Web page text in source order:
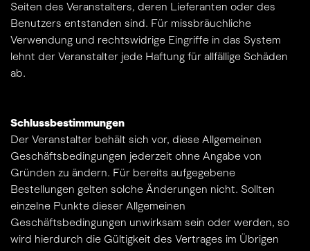
Seiten des Veranstalters, deren Lieferanten oder des
Benutzers entstanden sind. Für missbräuchliche
Verwendung und rechtswidrige Eingriffe in das System
lehnt der Veranstalter jede Haftung für allfällige Schäden
ab.
Schlussbestimmungen
Der Veranstalter behält sich vor, diese Allgemeinen
Geschäftsbedingungen jederzeit ohne Angabe von
Gründen zu ändern. Für bereits aufgegebene
Bestellungen gelten solche Änderungen nicht. Sollten
einzelne Punkte dieser Allgemeinen
Geschäftsbedingungen unwirksam sein oder werden, so
wird hierdurch die Gültigkeit des Vertrages im Übrigen